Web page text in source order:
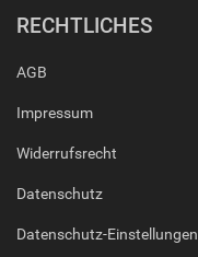
RECHTLICHES
AGB
Impressum
Widerrufsrecht
Datenschutz
Datenschutz-Einstellungen